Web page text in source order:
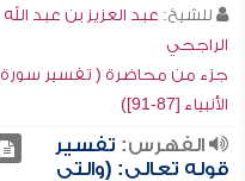
للشيخ: عبد العزيز بن عبد الله
الراجحي
جزء من محاضرة ( تفسير سورة
الأنبياء [87-91])
الفهرس: تفسير
قوله تعالى: (والتي